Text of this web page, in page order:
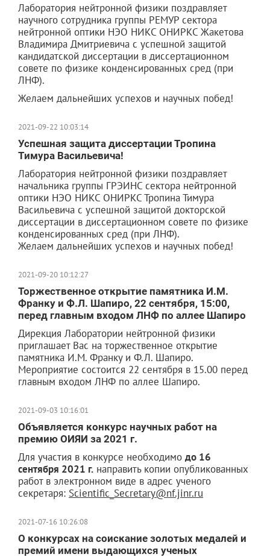
Лаборатория нейтронной физики поздравляет
научного сотрудника группы РЕМУР сектора
нейтронной оптики НЭО НИКС ОНИРКС Жакетова
Владимира Дмитриевича с успешной защитой
кандидатской диссертации в диссертационном
совете по физике конденсированных сред (при
ЛНФ).
Желаем дальнейших успехов и научных побед!
2021-09-22 10:03:14
Успешная защита диссертации Тропина
Тимура Васильевича!
Лаборатория нейтронной физики поздравляет
начальника группы ГРЭИНС сектора нейтронной
оптики НЭО НИКС ОНИРКС Тропина Тимура
Васильевича с успешной защитой докторской
диссертации в диссертационном совете по физике
конденсированных сред (при ЛНФ).
Желаем дальнейших успехов и научных побед!
2021-09-20 10:12:27
Торжественное открытие памятника И.М.
Франку и Ф.Л. Шапиро, 22 сентября, 15:00,
перед главным входом ЛНФ по аллее Шапиро
Дирекция Лаборатории нейтронной физики
приглашает Вас на торжественное открытие
памятника И.М. Франку и Ф.Л. Шапиро.
Мероприятие состоится 22 сентября в 15.00 перед
главным входом ЛНФ по аллее Шапиро.
2021-09-03 10:16:01
Объявляется конкурс научных работ на
премию ОИЯИ за 2021 г.
Для участия в конкурсе необходимо до 16
сентября 2021 г. направить копии опубликованных
работ в электронном виде в адрес ученого
секретаря: Scientific_Secretary@nf.jinr.ru
2021-07-16 10:26:08
О конкурсах на соискание золотых медалей и
премий имени выдающихся ученых